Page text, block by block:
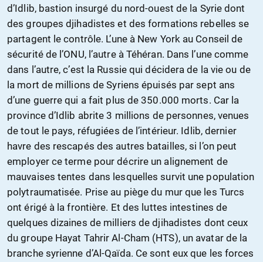
d’Idlib, bastion insurgé du nord-ouest de la Syrie dont
des groupes djihadistes et des formations rebelles se
partagent le contrôle. L’une à New York au Conseil de
sécurité de l’ONU, l’autre à Téhéran. Dans l’une comme
dans l’autre, c’est la Russie qui décidera de la vie ou de
la mort de millions de Syriens épuisés par sept ans
d’une guerre qui a fait plus de 350.000 morts. Car la
province d’Idlib abrite 3 millions de personnes, venues
de tout le pays, réfugiées de l’intérieur. Idlib, dernier
havre des rescapés des autres batailles, si l’on peut
employer ce terme pour décrire un alignement de
mauvaises tentes dans lesquelles survit une population
polytraumatisée. Prise au piège du mur que les Turcs
ont érigé à la frontière. Et des luttes intestines de
quelques dizaines de milliers de djihadistes dont ceux
du groupe Hayat Tahrir Al-Cham (HTS), un avatar de la
branche syrienne d’Al-Qaïda. Ce sont eux que les forces